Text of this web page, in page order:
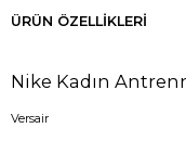
ÜRÜN ÖZELLIKLERI
Nike Kadın
Versair